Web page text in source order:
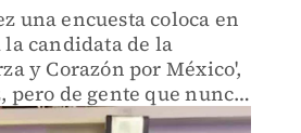
una encuesta coloca en
candidata de la
y Corazón por México',
pero de gente que nunca